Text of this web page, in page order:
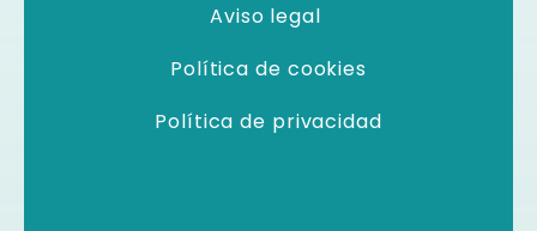
Aviso legal
Política de cookies
Política de privacidad